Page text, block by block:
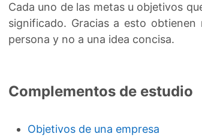
Cada uno de las metas u objetivos
significado. Gracias a esto
persona y no a una idea concisa.
Complementos de estudio
Objetivos de una empresa